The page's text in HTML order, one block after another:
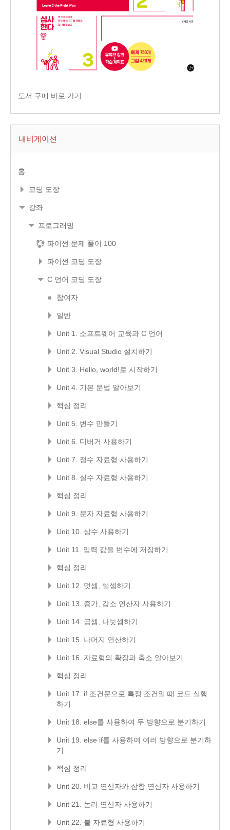
도서 구매 바로 가기
내비게이션
홈
코딩 도장
강좌
프로그래밍
파이썬 문제 풀이 100
파이썬 코딩 도장
C 언어 코딩 도장
참여자
일반
Unit 1. 소프트웨어 교육과 C 언어
Unit 2. Visual Studio 설치하기
Unit 3. Hello, world!로 시작하기
Unit 4. 기본 문법 알아보기
핵심 정리
Unit 5. 변수 만들기
Unit 6. 디버거 사용하기
Unit 7. 정수 자료형 사용하기
Unit 8. 실수 자료형 사용하기
핵심 정리
Unit 9. 문자 자료형 사용하기
Unit 10. 상수 사용하기
Unit 11. 입력 값을 변수에 저장하기
핵심 정리
Unit 12. 덧셈, 뺄셈하기
Unit 13. 증가, 감소 연산자 사용하기
Unit 14. 곱셈, 나눗셈하기
Unit 15. 나머지 연산하기
Unit 16. 자료형의 확장과 축소 알아보기
핵심 정리
Unit 17. if 조건문으로 특정 조건일 때 코드 실행
하기
Unit 18. else를 사용하여 두 방향으로 분기하기
Unit 19. else if를 사용하여 여러 방향으로 분기하
기
핵심 정리
Unit 20. 비교 연산자와 삼항 연산자 사용하기
Unit 21. 논리 연산자 사용하기
Unit 22. 불 자료형 사용하기